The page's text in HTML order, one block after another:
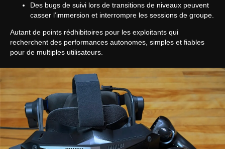
Des bugs de suivi lors de transitions de niveaux peuvent
casser l’immersion et interrompre les sessions de groupe.
Autant de points rédhibitoires pour les exploitants qui
recherchent des performances autonomes, simples et fiables
pour de multiples utilisateurs.